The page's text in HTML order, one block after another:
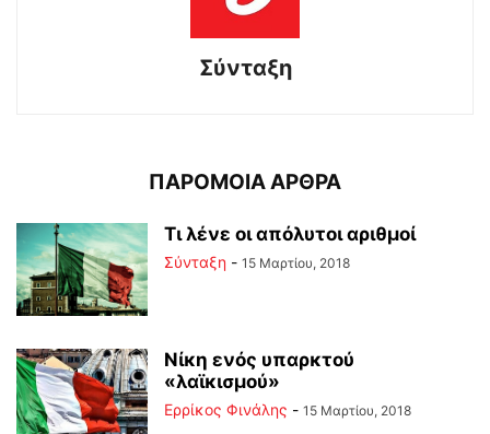
Σύνταξη
ΠΑΡΟΜΟΙΑ ΑΡΘΡΑ
Τι λένε οι απόλυτοι αριθμοί
Σύνταξη - 15 Μαρτίου, 2018
Νίκη ενός υπαρκτού
«λαϊκισμού»
Ερρίκος Φινάλης - 15 Μαρτίου, 2018